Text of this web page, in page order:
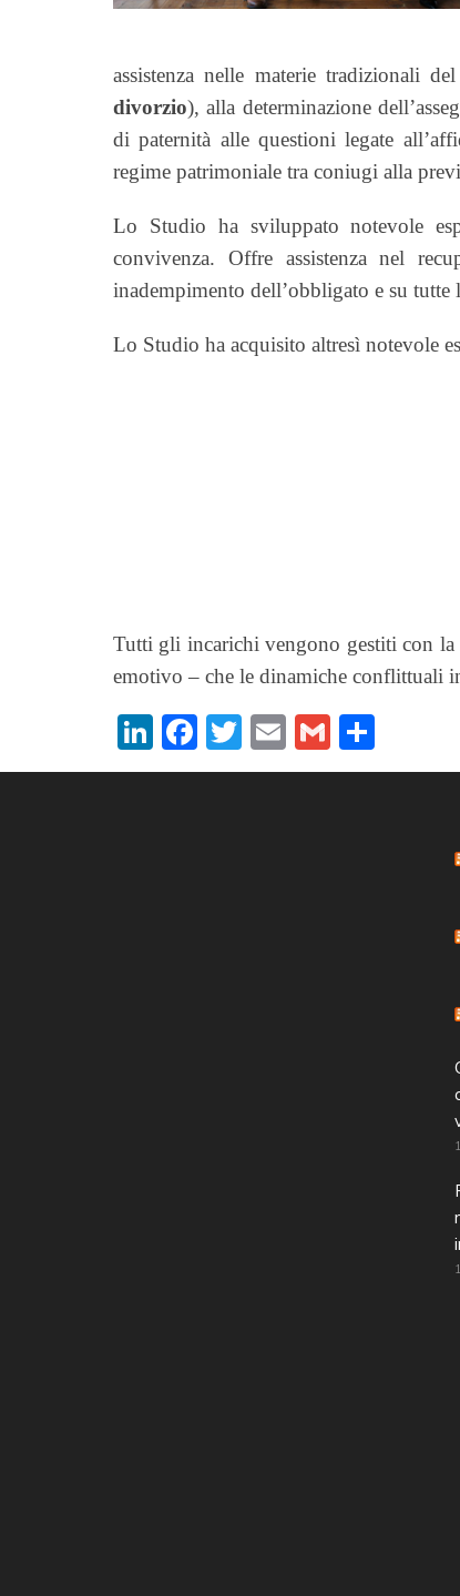
assistenza nelle materie tradizionali
divorzio), alla determinazione
di paternità alle questioni legate
regime patrimoniale tra coniugi alla
Lo Studio ha sviluppato notevole
convivenza. Offre assistenza nel
inadempimento dell’obbligato e su
Lo Studio ha acquisito altresì notevole
Tutti gli incarichi vengono gestiti con la
emotivo – che le dinamiche conflittuali
Li
n
F
a
T
w
E
m
G
m o